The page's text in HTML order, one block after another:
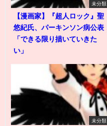
未分類
【漫画家】『超人ロック』聖
悠紀氏、パーキンソン病公表
「できる限り描いていきた
い」
未分類